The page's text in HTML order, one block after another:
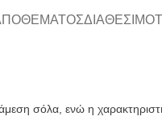
σόλα, ενώ η